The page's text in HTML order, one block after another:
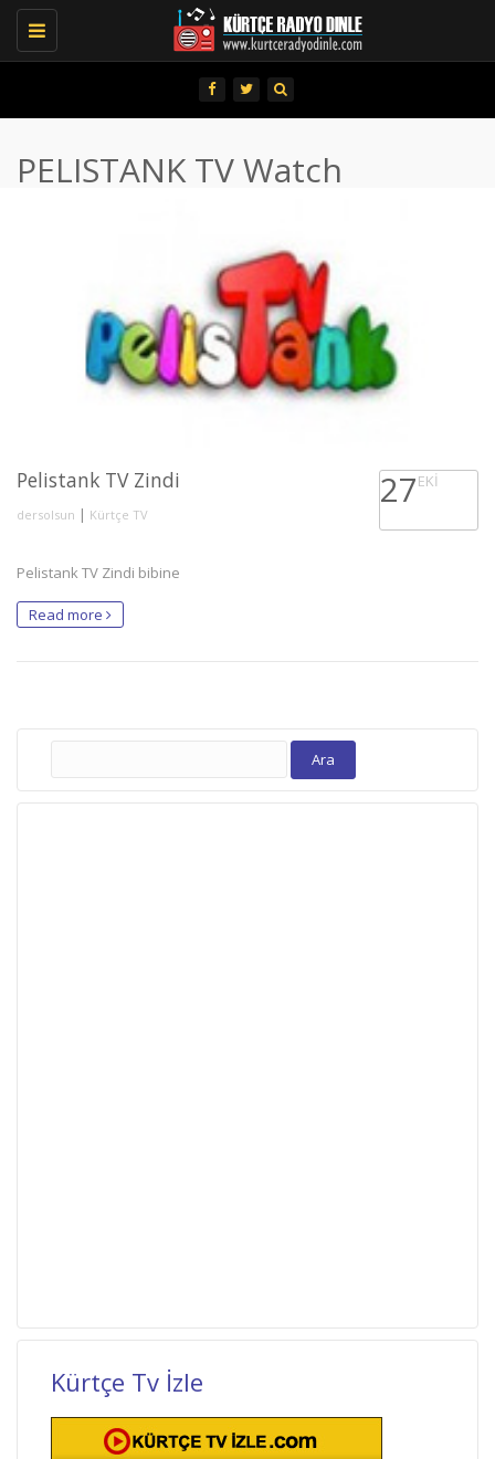
Toggle
navigation
PELISTANK TV Watch
Pelistank TV Zindi
dersolsun | Kürtçe TV
27EKI
Pelistank TV Zindi bibine
Read more
Arama:
Kürtçe Tv İzle